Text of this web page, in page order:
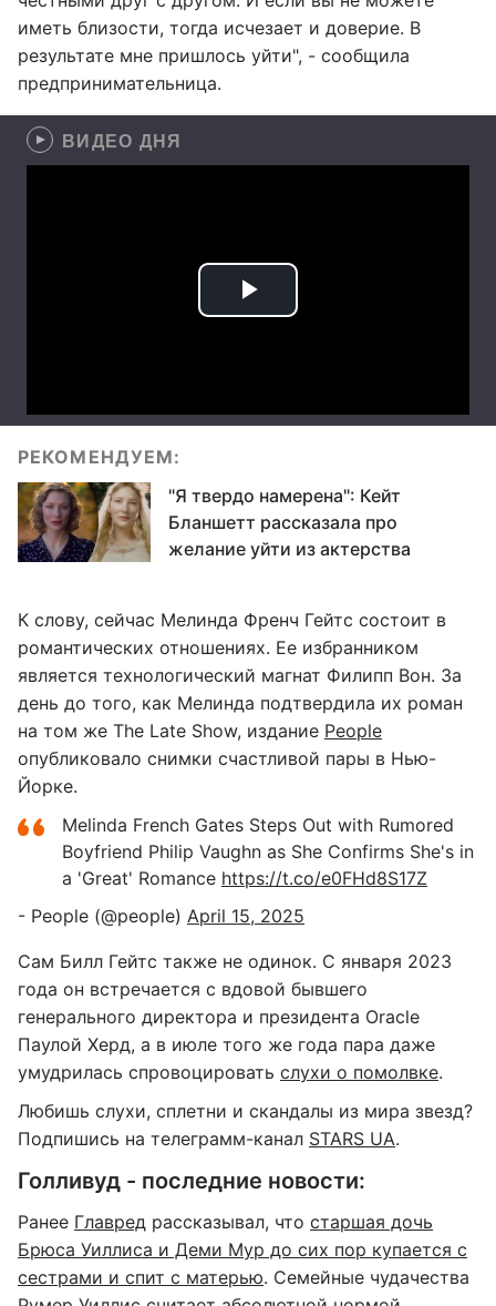
иметь близости, тогда исчезает и доверие. В
результате мне пришлось уйти", - сообщила
предпринимательница.
ВИДЕО ДНЯ
РЕКОМЕНДУЕМ:
"Я твердо намерена": Кейт
Бланшетт рассказала про
желание уйти из актерства
К слову, сейчас Мелинда Френч Гейтс состоит в
романтических отношениях. Ее избранником
является технологический магнат Филипп Вон. За
день до того, как Мелинда подтвердила их роман
на том же The Late Show, издание People
опубликовало снимки счастливой пары в Нью-
Йорке.
Melinda French Gates Steps Out with Rumored
Boyfriend Philip Vaughn as She Confirms She's in
a 'Great' Romance https://t.co/e0FHd8S17Z
- People (@people) April 15, 2025
Сам Билл Гейтс также не одинок. С января 2023
года он встречается с вдовой бывшего
генерального директора и президента Oracle
Паулой Херд, а в июле того же года пара даже
умудрилась спровоцировать слухи о помолвке.
Любишь слухи, сплетни и скандалы из мира звезд?
Подпишись на телеграмм-канал STARS UA.
Голливуд - последние новости:
Ранее Главред рассказывал, что старшая дочь
Брюса Уиллиса и Деми Мур до сих пор купается с
сестрами и спит с матерью. Семейные чудачества